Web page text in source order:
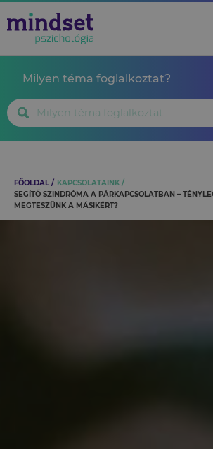
Milyen téma foglalkoztat?
FŐOLDAL
KAPCSOLATAINK
SEGÍTŐ SZINDRÓMA A PÁRKAPCSOLATBAN –
MEGTESZÜNK A MÁSIKÉRT?